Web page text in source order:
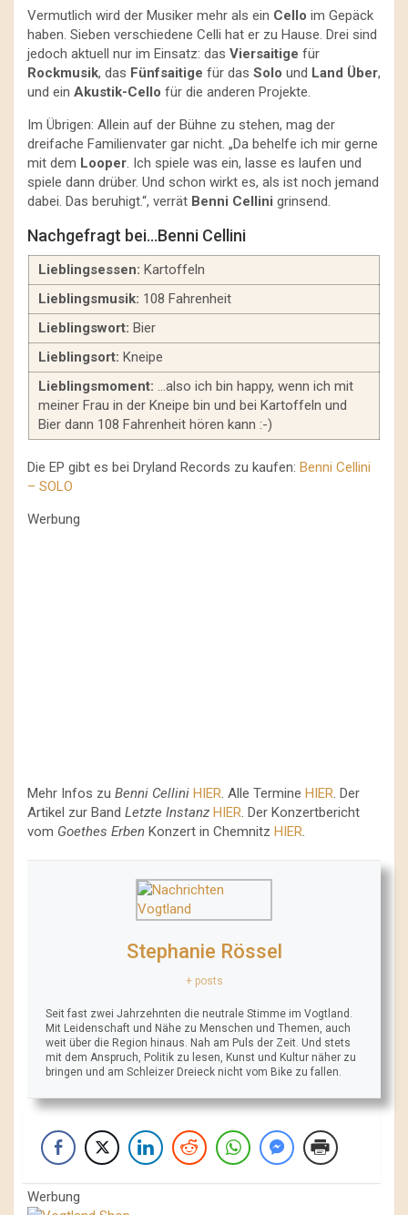
Vermutlich wird der Musiker mehr als ein Cello im Gepäck
haben. Sieben verschiedene Celli hat er zu Hause. Drei sind
jedoch aktuell nur im Einsatz: das Viersaitige für
Rockmusik, das Fünfsaitige für das Solo und Land Über,
und ein Akustik-Cello für die anderen Projekte.
Im Übrigen: Allein auf der Bühne zu stehen, mag der
dreifache Familienvater gar nicht. „Da behelfe ich mir gerne
mit dem Looper. Ich spiele was ein, lasse es laufen und
spiele dann drüber. Und schon wirkt es, als ist noch jemand
dabei. Das beruhigt.“, verrät Benni Cellini grinsend.
Nachgefragt bei…Benni Cellini
Lieblingsessen: Kartoffeln
Lieblingsmusik: 108 Fahrenheit
Lieblingswort: Bier
Lieblingsort: Kneipe
Lieblingsmoment: …also ich bin happy, wenn ich mit
meiner Frau in der Kneipe bin und bei Kartoffeln und
Bier dann 108 Fahrenheit hören kann :-)
Die EP gibt es bei Dryland Records zu kaufen: Benni Cellini
– SOLO
Werbung
Mehr Infos zu Benni Cellini HIER. Alle Termine HIER. Der
Artikel zur Band Letzte Instanz HIER. Der Konzertbericht
vom Goethes Erben Konzert in Chemnitz HIER.
Stephanie Rössel
+ posts
Seit fast zwei Jahrzehnten die neutrale Stimme im Vogtland.
Mit Leidenschaft und Nähe zu Menschen und Themen, auch
weit über die Region hinaus. Nah am Puls der Zeit. Und stets
mit dem Anspruch, Politik zu lesen, Kunst und Kultur näher zu
bringen und am Schleizer Dreieck nicht vom Bike zu fallen.
Werbung